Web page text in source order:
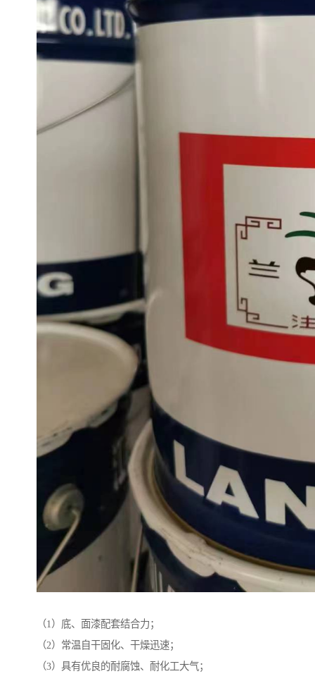
（1）底、面漆配套结合力；
（2）常温自干固化、干燥迅速；
（3）具有优良的耐腐蚀、耐化工大气；